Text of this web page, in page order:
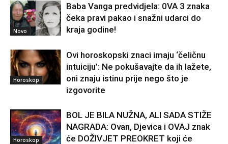
Novo
Baba Vanga predvidjela: 0VA 3 znaka
čeka pravi pakao i snažni udarci do
kraja godine!
Horoskop
Ovi horoskopski znaci imaju ‘čeličnu
intuiciju’: Ne pokušavajte da ih lažete,
oni znaju istinu prije nego što je
izgovorite
Horoskop
BOL JE BILA NUŽNA, ALI SADA STIŽE
NAGRADA: Ovan, Djevica i OVAJ znak
će DOŽIVJET PREOKRET koji će